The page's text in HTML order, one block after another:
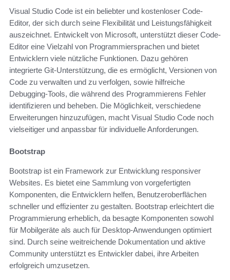
Visual Studio Code ist ein beliebter und kostenloser Code-
Editor, der sich durch seine Flexibilität und Leistungsfähigkeit
auszeichnet. Entwickelt von Microsoft, unterstützt dieser Code-
Editor eine Vielzahl von Programmiersprachen und bietet
Entwicklern viele nützliche Funktionen. Dazu gehören
integrierte Git-Unterstützung, die es ermöglicht, Versionen von
Code zu verwalten und zu verfolgen, sowie hilfreiche
Debugging-Tools, die während des Programmierens Fehler
identifizieren und beheben. Die Möglichkeit, verschiedene
Erweiterungen hinzuzufügen, macht Visual Studio Code noch
vielseitiger und anpassbar für individuelle Anforderungen.
Bootstrap
Bootstrap ist ein Framework zur Entwicklung responsiver
Websites. Es bietet eine Sammlung von vorgefertigten
Komponenten, die Entwicklern helfen, Benutzeroberflächen
schneller und effizienter zu gestalten. Bootstrap erleichtert die
Programmierung erheblich, da besagte Komponenten sowohl
für Mobilgeräte als auch für Desktop-Anwendungen optimiert
sind. Durch seine weitreichende Dokumentation und aktive
Community unterstützt es Entwickler dabei, ihre Arbeiten
erfolgreich umzusetzen.